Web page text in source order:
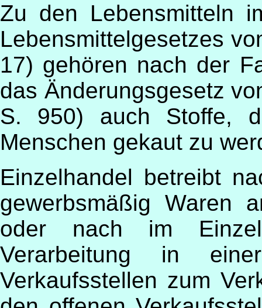
Zu den Lebensmitteln
Lebensmittelgesetzes
17) gehören nach der
das Änderungsgesetz
S. 950) auch Stoffe,
Menschen gekaut zu
Einzelhandel betreibt
gewerbsmäßig Waren
oder nach im
Verarbeitung in
Verkaufsstellen zum